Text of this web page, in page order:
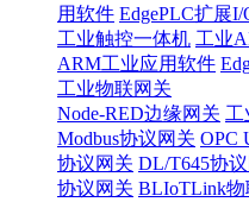
用软件 EdgePLC扩展I/
工业触控一体机 工业
ARM工业应用软件
工业物联网关
Node-RED边缘网关 工
Modbus协议网关 OPC
协议网关 DL/T645协
协议网关 BLIoTLink